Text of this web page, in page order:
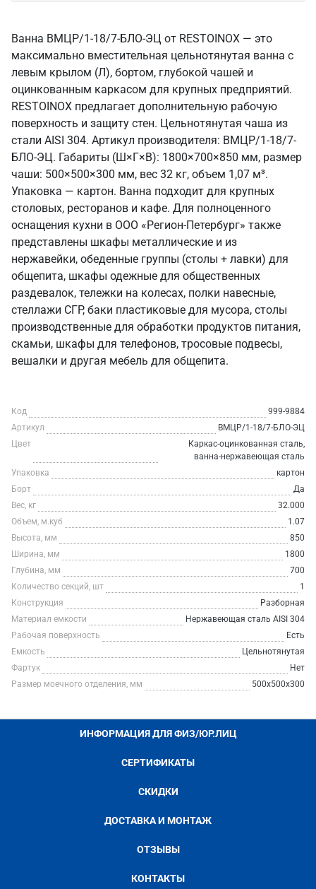
Ванна ВМЦР/1-18/7-БЛО-ЭЦ от RESTOINOX — это
максимально вместительная цельнотянутая ванна с
левым крылом (Л), бортом, глубокой чашей и
оцинкованным каркасом для крупных предприятий.
RESTOINOX предлагает дополнительную рабочую
поверхность и защиту стен. Цельнотянутая чаша из
стали AISI 304. Артикул производителя: ВМЦР/1-18/7-
БЛО-ЭЦ. Габариты (Ш×Г×В): 1800×700×850 мм, размер
чаши: 500×500×300 мм, вес 32 кг, объем 1,07 м³.
Упаковка — картон. Ванна подходит для крупных
столовых, ресторанов и кафе. Для полноценного
оснащения кухни в ООО «Регион-Петербург» также
представлены шкафы металлические и из
нержавейки, обеденные группы (столы + лавки) для
общепита, шкафы одежные для общественных
раздевалок, тележки на колесах, полки навесные,
стеллажи СГР, баки пластиковые для мусора, столы
производственные для обработки продуктов питания,
скамьи, шкафы для телефонов, тросовые подвесы,
вешалки и другая мебель для общепита.
Код
999-9884
Артикул
ВМЦР/1-18/7-БЛО-ЭЦ
Цвет
Каркас-оцинкованная сталь,
ванна-нержавеющая сталь
Упаковка
картон
Борт
Да
Вес, кг
32.000
Объем, м.куб
1.07
Высота, мм
850
Ширина, мм
1800
Глубина, мм
700
Количество секций, шт
1
Конструкция
Разборная
Материал емкости
Нержавеющая сталь AISI 304
Рабочая поверхность
Есть
Емкость
Цельнотянутая
Фартук
Нет
Размер моечного отделения, мм
500х500х300
ИНФОРМАЦИЯ ДЛЯ ФИЗ/ЮР.ЛИЦ
СЕРТИФИКАТЫ
СКИДКИ
ДОСТАВКА И МОНТАЖ
ОТЗЫВЫ
КОНТАКТЫ